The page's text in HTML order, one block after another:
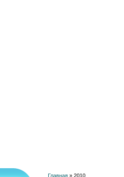
Главная » 2010